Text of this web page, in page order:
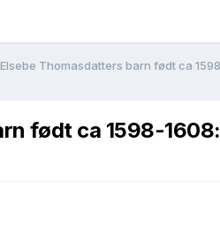
Thomasdatters barn født ca
født ca 1598-